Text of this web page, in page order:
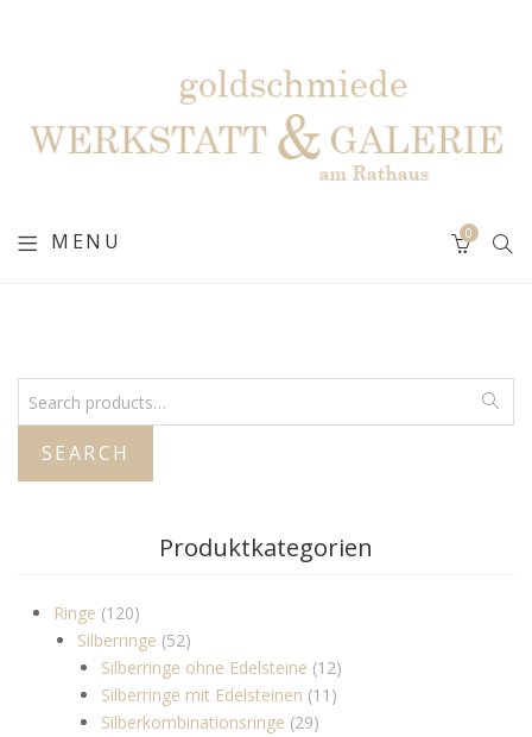
MENU 0
SEARCH
Produktkategorien
Ringe (120)
Silberringe (52)
Silberringe ohne Edelsteine (12)
Silberringe mit Edelsteinen (11)
Silberkombinationsringe (29)